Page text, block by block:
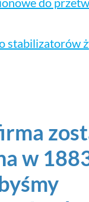
stabilizatorów
w